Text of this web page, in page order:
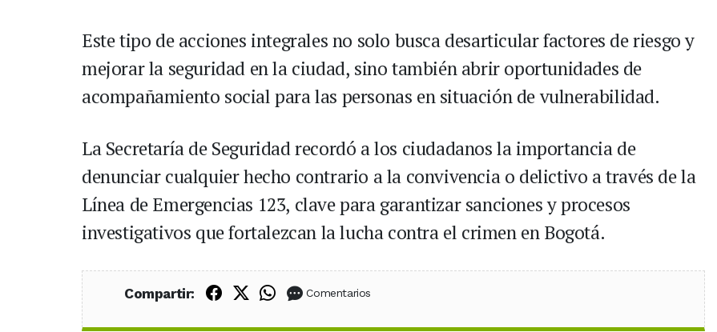
Este tipo de acciones integrales no solo busca desarticular factores de riesgo y
mejorar la seguridad en la ciudad, sino también abrir oportunidades de
acompañamiento social para las personas en situación de vulnerabilidad.
La Secretaría de Seguridad recordó a los ciudadanos la importancia de
denunciar cualquier hecho contrario a la convivencia o delictivo a través de la
Línea de Emergencias 123, clave para garantizar sanciones y procesos
investigativos que fortalezcan la lucha contra el crimen en Bogotá.
Compartir: Compartir en Facebook
Compartir en X (Twitter)
Compartir en WhatsApp
Comentarios